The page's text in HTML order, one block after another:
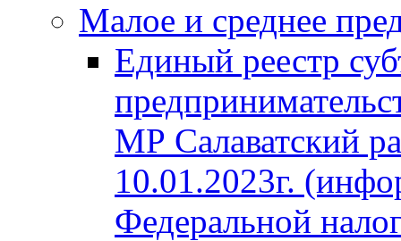
Малое и среднее
Единый реестр
МР Салаватский
10.01.2023г.
Федеральной